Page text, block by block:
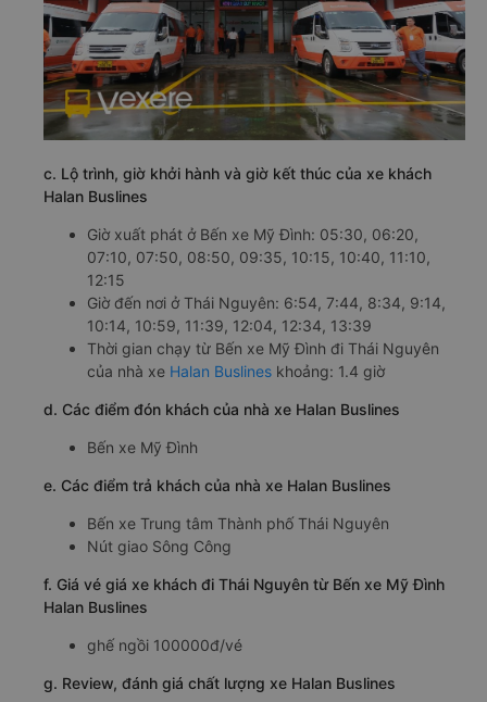
c. Lộ trình, giờ khởi hành và giờ kết thúc của xe khách
Halan Buslines
Giờ xuất phát ở Bến xe Mỹ Đình: 05:30, 06:20,
07:10, 07:50, 08:50, 09:35, 10:15, 10:40, 11:10,
12:15
Giờ đến nơi ở Thái Nguyên: 6:54, 7:44, 8:34, 9:14,
10:14, 10:59, 11:39, 12:04, 12:34, 13:39
Thời gian chạy từ Bến xe Mỹ Đình đi Thái Nguyên
của nhà xe Halan Buslines khoảng: 1.4 giờ
d. Các điểm đón khách của nhà xe Halan Buslines
Bến xe Mỹ Đình
e. Các điểm trả khách của nhà xe Halan Buslines
Bến xe Trung tâm Thành phố Thái Nguyên
Nút giao Sông Công
f. Giá vé giá xe khách đi Thái Nguyên từ Bến xe Mỹ Đình
Halan Buslines
ghế ngồi 100000đ/vé
g. Review, đánh giá chất lượng xe Halan Buslines